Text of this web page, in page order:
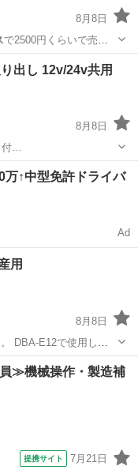
8月8日
で2500円くらいで売っ
ア
出し 12v/24v共用
8月8日
付…
リー 12v
万↑中型免許ドライバ
Ad
用
8月8日
DBA-E12で使用して
定価は¥1,500程です。
日の作業も考えてみま
ンス用品
≫機械操作・製造補
提携サイト 7月21日